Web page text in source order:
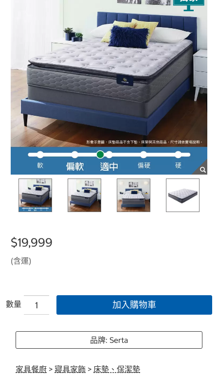
$19,999
(含運)
數量 加入購物車
品牌: Serta
家具餐廚 > 寢具家飾 > 床墊、保潔墊